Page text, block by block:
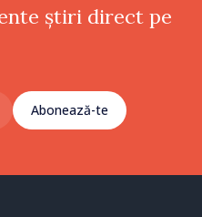
știri direct pe
Abonează-te